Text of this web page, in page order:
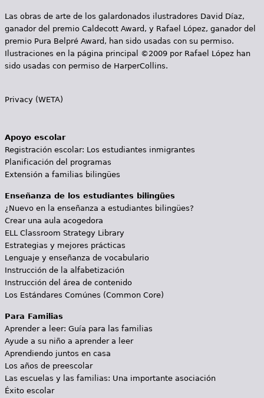
Las obras de arte de los galardonados ilustradores David Díaz,
ganador del premio Caldecott Award, y Rafael López, ganador del
premio Pura Belpré Award, han sido usadas con su permiso.
Ilustraciones en la página principal ©2009 por Rafael López han
sido usadas con permiso de HarperCollins.
Privacy (WETA)
Apoyo escolar
Registración escolar: Los estudiantes inmigrantes
Planificación del programas
Extensión a familias bilingües
Enseñanza de los estudiantes bilingües
¿Nuevo en la enseñanza a estudiantes bilingües?
Crear una aula acogedora
ELL Classroom Strategy Library
Estrategias y mejores prácticas
Lenguaje y enseñanza de vocabulario
Instrucción de la alfabetización
Instrucción del área de contenido
Los Estándares Comúnes (Common Core)
Para Familias
Aprender a leer: Guía para las familias
Ayude a su niño a aprender a leer
Aprendiendo juntos en casa
Los años de preescolar
Las escuelas y las familias: Una importante asociación
Éxito escolar